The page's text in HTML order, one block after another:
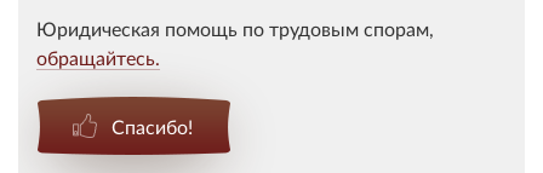
Юридическая помощь по трудовым спорам,
обращайтесь.
Спасибо!